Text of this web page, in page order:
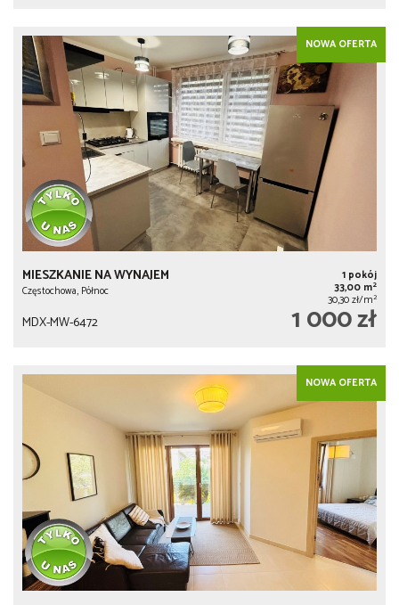
NOWA OFERTA
MIESZKANIE NA WYNAJEM
Częstochowa, Północ
1 pokój
33,00 m2
30,30 zł/m2
MDX-MW-6472 1 000 zł
NOWA OFERTA